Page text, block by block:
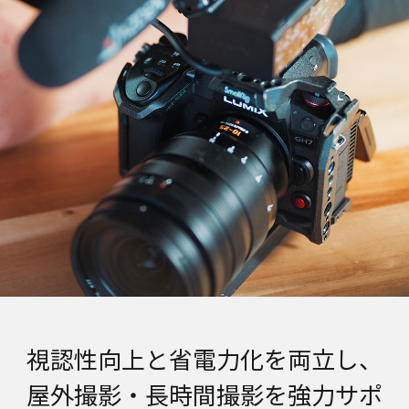
視認性向上と省電力化を両立し、
屋外撮影・長時間撮影を強力サポ